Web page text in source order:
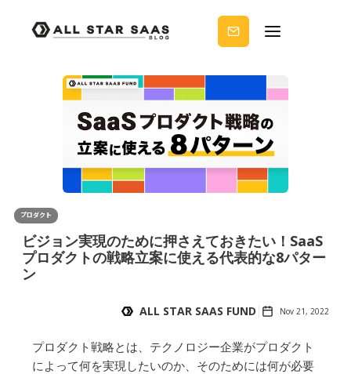
ノウ
ハウ
を受
りま
か？
プロダクト
ビジョン実現のために押さえておきたい！SaaS
プロダクトの戦略立案に使える代表的な8パター
ン
ALL STAR SAAS FUND Nov 21, 2022
プロダクト戦略とは、テクノロジー企業がプロダクト
によって何を実現したいのか、そのためには何が必要